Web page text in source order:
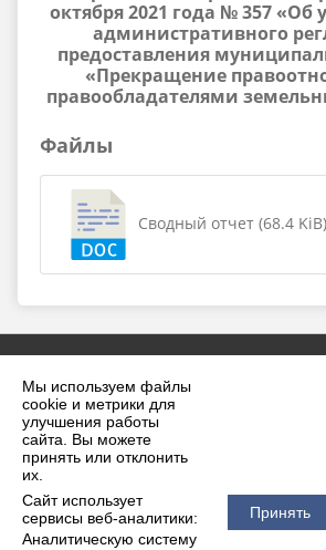
Мы используем файлы
cookie и метрики для
улучшения работы
сайта. Вы можете
принять или отклонить
их.
Сайт использует
сервисы веб-аналитики:
Аналитическую систему
Принять
октября 2021 года № 357 «Об
административного
предоставления
«Прекращение
правообладателями
Файлы
Сводный отчет (68.4 KiB)
2026 г. krilovskaya.ru
Вход
Карта сайта
Политика обработки персональных